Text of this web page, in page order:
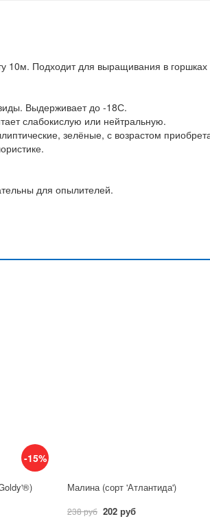
10м. Подходит для выращивания в горшках
Выдерживает до -18С.
слабокислую или нейтральную.
зелёные, с возрастом
для опылителей.
-15%
Малина (сорт 'Атлантида')
238 руб 202 руб